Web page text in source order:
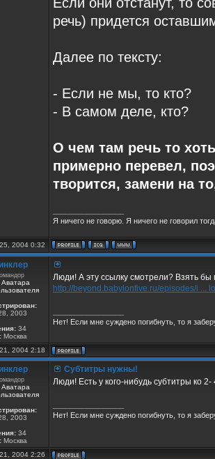
речь) придется
Далее по тексту:
- Если не мы, то кто?
- В самом деле, кто?
О чем там речь то
примерно перевел,
творится, замени на
Я ничего не говорю. Я ничего не говорил
2004 0:32
2003
34
Москва
Люди! А эту ссылку смотрели? Взять бы
http://beyond.babylonfive.ru/episodes/i ...
Нет! Если мне суждено погибнуть, то я
2004 2:18
2003
34
Москва
Субтитры нужны!
Люди! Есть у кого-нибудь субтитры ко
Нет! Если мне суждено погибнуть, то я
2004 2:26